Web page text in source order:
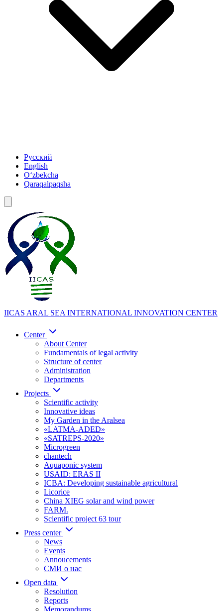
Русский
English
Oʻzbekcha
Qaraqalpaqsha
IICAS ARAL SEA INTERNATIONAL INNOVATION CENTER
Center
About Center
Fundamentals of legal activity
Structure of center
Administration
Departments
Projects
Scientific activity
Innovative ideas
My Garden in the Aralsea
«LATMA-ADED»
«SATREPS-2020»
Microgreen
chantech
Aquaponic system
USAID: ERAS II
ICBA: Developing sustainable agricultural
Licorice
China XIEG solar and wind power
FARM.
Scientific project 63 tour
Press center
News
Events
Annoucements
СМИ о нас
Open data
Resolution
Reports
Memorandums